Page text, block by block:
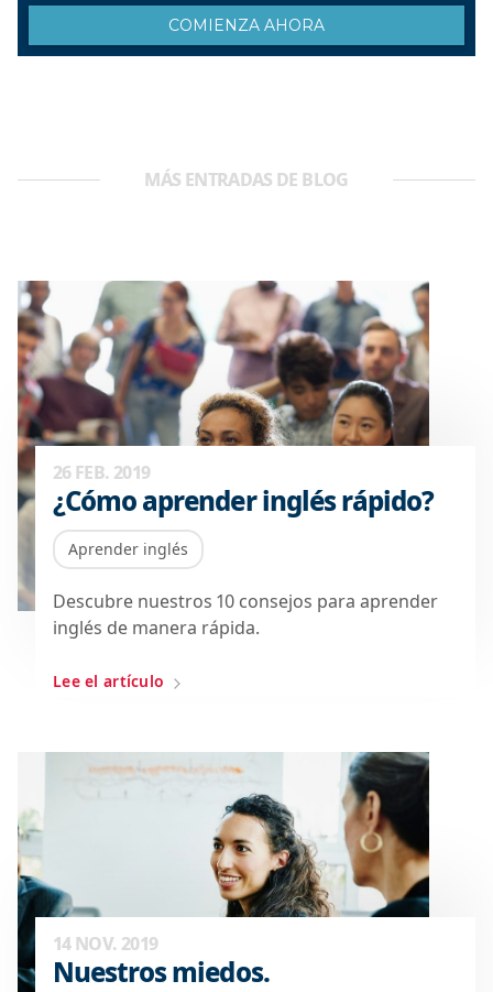
MÁS ENTRADAS DE BLOG
26 FEB. 2019
¿Cómo aprender inglés rápido?
Aprender inglés
Descubre nuestros 10 consejos para aprender
inglés de manera rápida.
Lee el artículo
14 NOV. 2019
Nuestros miedos.